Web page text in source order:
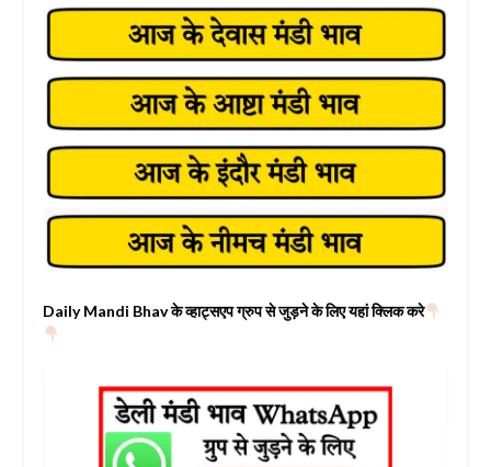
Daily Mandi Bhav के व्हाट्सएप ग्रुप से जुड़ने के लिए यहां क्लिक करे